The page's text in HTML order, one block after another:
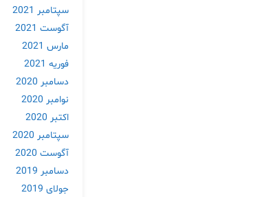
سپتامبر 2021
آگوست 2021
مارس 2021
فوریه 2021
دسامبر 2020
نوامبر 2020
اکتبر 2020
سپتامبر 2020
آگوست 2020
دسامبر 2019
جولای 2019